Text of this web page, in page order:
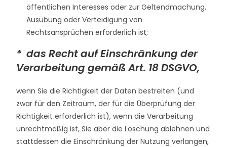
öffentlichen Interesses oder zur Geltendmachung,
Ausübung oder Verteidigung von
Rechtsansprüchen erforderlich ist;
* das Recht auf Einschränkung der
Verarbeitung gemäß Art. 18 DSGVO,
wenn Sie die Richtigkeit der Daten bestreiten (und
zwar für den Zeitraum, der für die Überprüfung der
Richtigkeit erforderlich ist), wenn die Verarbeitung
unrechtmäßig ist, Sie aber die Löschung ablehnen und
stattdessen die Einschränkung der Nutzung verlangen,